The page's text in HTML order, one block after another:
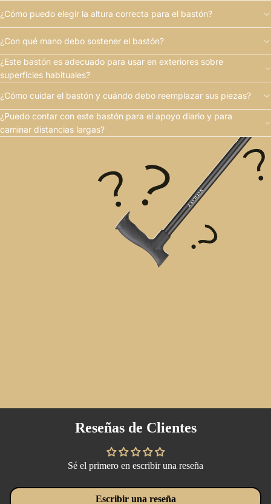
¿Cómo puedo elegir la altura correcta para el bastón?
¿Con qué mano debo sostener el bastón?
¿Este bastón es adecuado para usar en exteriores sobre
superficies habituales?
¿Cómo cuidar el bastón y cuándo debo reemplazar sus piezas?
¿Puedo contar con este bastón para el apoyo diario y para
caminar distancias largas?
Reseñas de Clientes
Sé el primero en escribir una reseña
Escribir una reseña